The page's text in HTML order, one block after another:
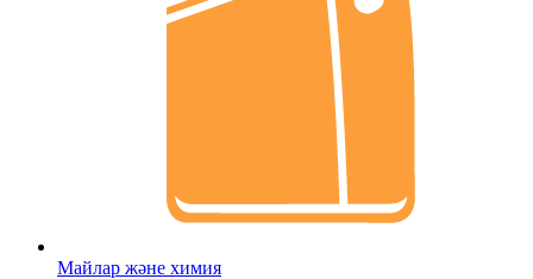
Майлар және химия